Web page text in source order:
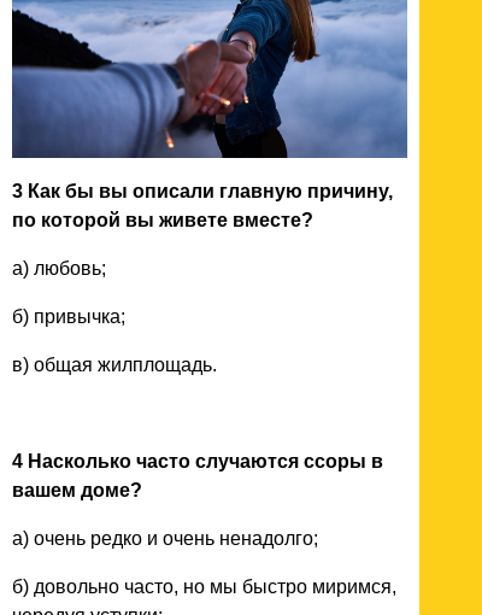
3 Как бы вы описали главную причину,
по которой вы живете вместе?
а) любовь;
б) привычка;
в) общая жилплощадь.
4 Насколько часто случаются ссоры в
вашем доме?
а) очень редко и очень ненадолго;
б) довольно часто, но мы быстро миримся,